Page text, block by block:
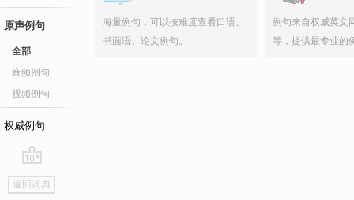
原声例句
全部
音频例句
视频例句
权威例句
go
top
返回词典
海量例句，可以按难度查看口语、
书面语、论文例句。
例句来自权威英文
等，提供最专业的